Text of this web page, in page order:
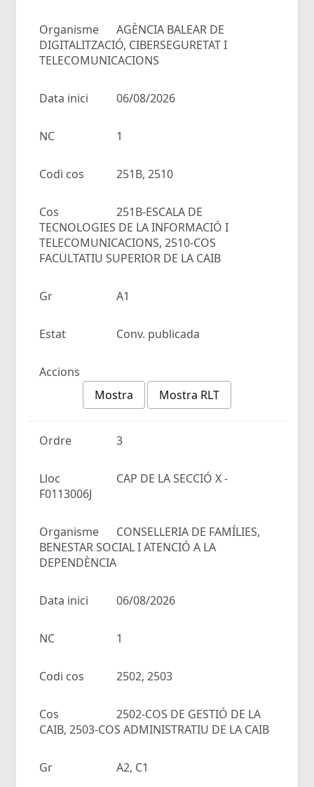
Organisme
AGÈNCIA BALEAR DE
DIGITALITZACIÓ, CIBERSEGURETAT I
TELECOMUNICACIONS
Data inici 06/08/2026
NC 1
Codi cos 251B, 2510
Cos
251B-ESCALA DE
TECNOLOGIES DE LA INFORMACIÓ I
TELECOMUNICACIONS, 2510-COS
FACULTATIU SUPERIOR DE LA CAIB
Gr A1
Estat Conv. publicada
Accions
Mostra
Mostra RLT
Ordre 3
Lloc
CAP DE LA SECCIÓ X -
F0113006J
Organisme
CONSELLERIA DE FAMÍLIES,
BENESTAR SOCIAL I ATENCIÓ A LA
DEPENDÈNCIA
Data inici 06/08/2026
NC 1
Codi cos 2502, 2503
Cos
2502-COS DE GESTIÓ DE LA
CAIB, 2503-COS ADMINISTRATIU DE LA CAIB
Gr A2, C1